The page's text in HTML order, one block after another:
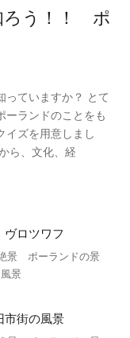
ろう！！ ポ
っていますか？ とて
ーランドのことをも
イズを用意しまし
ら、文化、経
ヴロツワフ
景 ポーランドの景
景
街の風景